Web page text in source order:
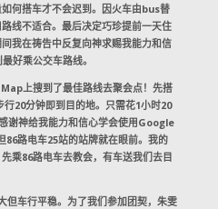
何搭车才不会迟到。因火车由bus替
线不适合。最后决定巧珍提前一天住
我在祷告中反复向神求赐我能力和信
好乘公交车路线。
上搜到了最佳路线去聚会点！先搭
20分钟即到目的地。只需花1小时20
谢神给我能力和信心学会使用Google
路电车25站的站牌就在眼前。我的
乘86路电车去教会，有车送我们去目
但车行平稳。为了我们参加团契，朱雯